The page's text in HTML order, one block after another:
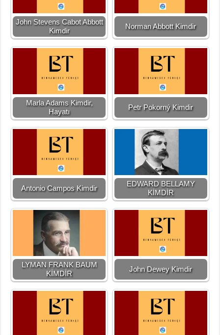
John Stevens Cabot Abbott
Kimdir
Norman Abbott Kimdir
Marla Adams Kimdir,
Hayatı
Petr Pokorný Kimdir
Antonio Campos Kimdir
EDWARD BELLAMY
KİMDİR
LYMAN FRANK BAUM
KİMDİR
John Dewey Kimdir